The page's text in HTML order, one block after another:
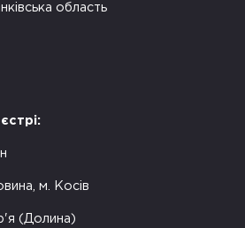
область
м. Косів
(Долина)